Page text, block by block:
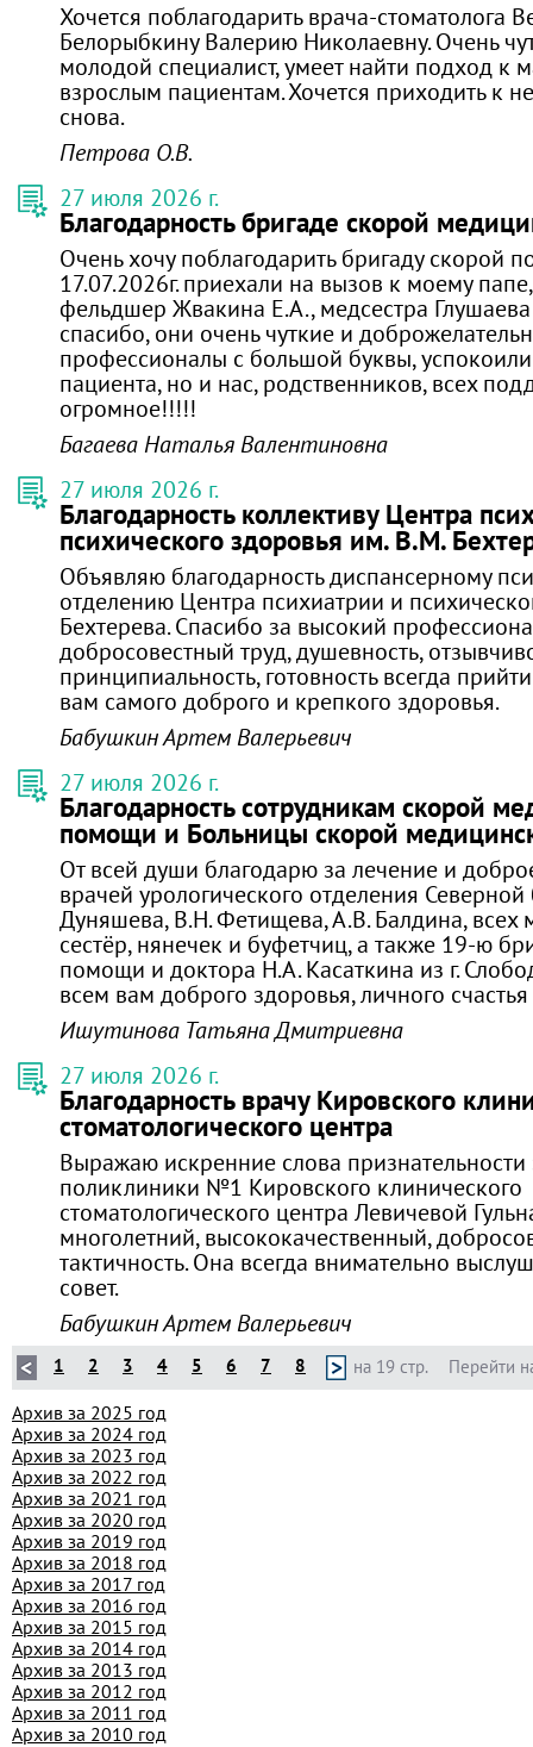
Хочется поблагодарить врача-стоматолога
Белорыбкину Валерию Николаевну. Очень
молодой специалист, умеет найти подход к
взрослым пациентам. Хочется приходить к
снова.
Петрова О.В.
27 июля 2026 г.
Благодарность бригаде скорой
Очень хочу поблагодарить бригаду скорой
17.07.2026г. приехали на вызов к моему
фельдшер Жвакина Е.А., медсестра
спасибо, они очень чуткие и
профессионалы с большой буквы,
пациента, но и нас, родственников, всех
огромное!!!!!
Багаева Наталья Валентиновна
27 июля 2026 г.
Благодарность коллективу Центра
психического здоровья им. В.М.
Объявляю благодарность диспансерному
отделению Центра психиатрии и
Бехтерева. Спасибо за высокий
добросовестный труд, душевность,
принципиальность, готовность всегда
вам самого доброго и крепкого здоровья.
Бабушкин Артем Валерьевич
27 июля 2026 г.
Благодарность сотрудникам скорой
помощи и Больницы скорой
От всей души благодарю за лечение и
врачей урологического отделения
Дуняшева, В.Н. Фетищева, А.В. Балдина, всех
сестёр, нянечек и буфетчиц, а также 19-ю
помощи и доктора Н.А. Касаткина из г.
всем вам доброго здоровья, личного
Ишутинова Татьяна Дмитриевна
27 июля 2026 г.
Благодарность врачу Кировского
стоматологического центра
Выражаю искренние слова признательности
поликлиники №1 Кировского клинического
стоматологического центра Левичевой
многолетний, высококачественный,
тактичность. Она всегда внимательно
совет.
Бабушкин Артем Валерьевич
Перейти
1 2 3 4 5 6 7 8 на 19 стр.
Архив за 2025 год
Архив за 2024 год
Архив за 2023 год
Архив за 2022 год
Архив за 2021 год
Архив за 2020 год
Архив за 2019 год
Архив за 2018 год
Архив за 2017 год
Архив за 2016 год
Архив за 2015 год
Архив за 2014 год
Архив за 2013 год
Архив за 2012 год
Архив за 2011 год
Архив за 2010 год